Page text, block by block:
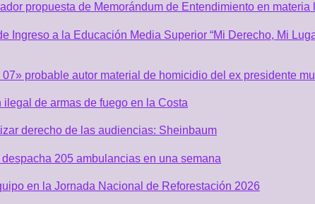
propuesta de Memorándum de Entendimiento en materia
Ingreso a la Educación Media Superior “Mi Derecho, Mi
probable autor material de homicidio del ex presidente
de armas de fuego en la Costa
derecho de las audiencias: Sheinbaum
205 ambulancias en una semana
en la Jornada Nacional de Reforestación 2026